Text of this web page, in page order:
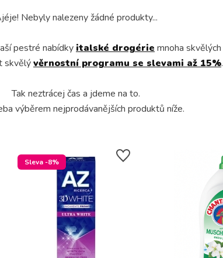
Nebyly nalezeny žádné produkty...
pestré nabídky italské drogérie mnoha skvělých
skvělývěrnostní programu se slevami až 15%.
Tak neztrácej čas a jdeme na to.
výběrem nejprodávanějších produktů níže.
Sleva -8%